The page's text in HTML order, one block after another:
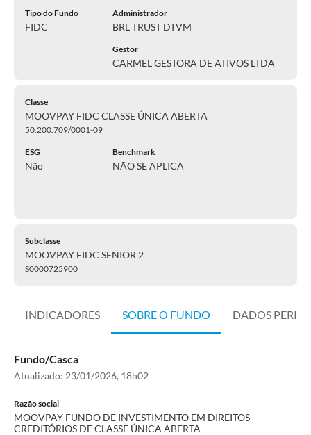
Tipo do Fundo
FIDC
Administrador
BRL TRUST DTVM
Gestor
CARMEL GESTORA DE ATIVOS LTDA
Classe
MOOVPAY FIDC CLASSE ÚNICA ABERTA
50.200.709/0001-09
ESG
Não
Benchmark
NÃO SE APLICA
Subclasse
MOOVPAY FIDC SENIOR 2
S0000725900
INDICADORES SOBRE O FUNDO DADOS
Fundo/Casca
Atualizado: 23/01/2026, 18h02
Razão social
MOOVPAY FUNDO DE INVESTIMENTO EM DIREITOS
CREDITÓRIOS DE CLASSE ÚNICA ABERTA